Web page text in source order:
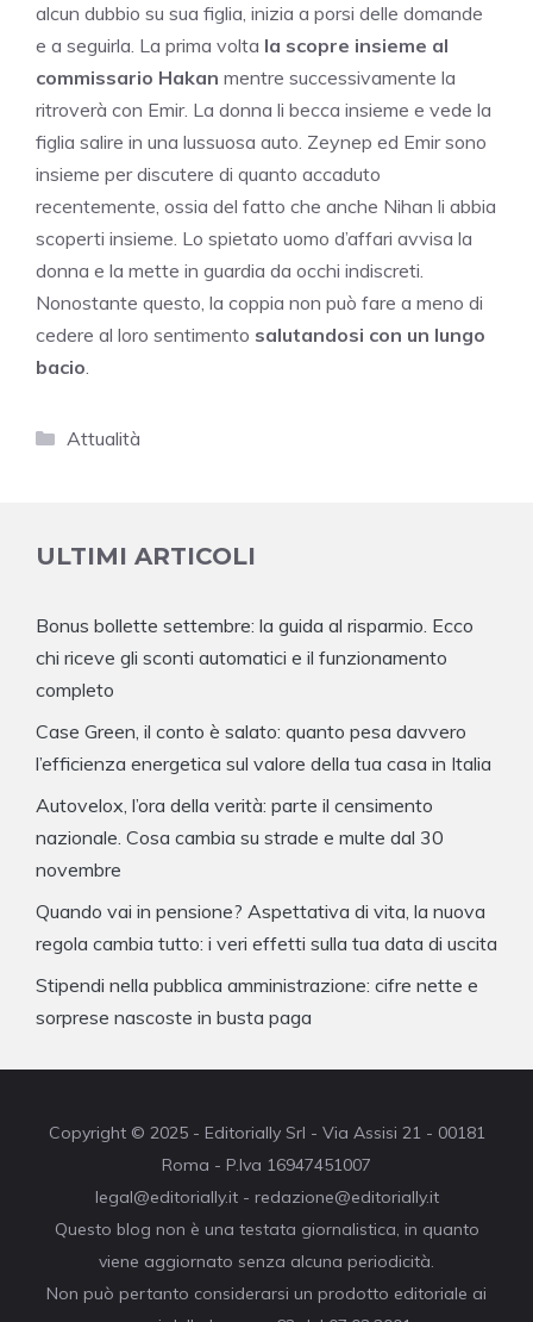
alcun dubbio su sua figlia, inizia a porsi delle domande
e a seguirla. La prima volta la scopre insieme al
commissario Hakan mentre successivamente la
ritroverà con Emir. La donna li becca insieme e vede la
figlia salire in una lussuosa auto. Zeynep ed Emir sono
insieme per discutere di quanto accaduto
recentemente, ossia del fatto che anche Nihan li abbia
scoperti insieme. Lo spietato uomo d’affari avvisa la
donna e la mette in guardia da occhi indiscreti.
Nonostante questo, la coppia non può fare a meno di
cedere al loro sentimento salutandosi con un lungo
bacio.
Categorie
Attualità
ULTIMI ARTICOLI
Bonus bollette settembre: la guida al risparmio. Ecco
chi riceve gli sconti automatici e il funzionamento
completo
Case Green, il conto è salato: quanto pesa davvero
l’efficienza energetica sul valore della tua casa in Italia
Autovelox, l’ora della verità: parte il censimento
nazionale. Cosa cambia su strade e multe dal 30
novembre
Quando vai in pensione? Aspettativa di vita, la nuova
regola cambia tutto: i veri effetti sulla tua data di uscita
Stipendi nella pubblica amministrazione: cifre nette e
sorprese nascoste in busta paga
Copyright © 2025 - Editorially Srl - Via Assisi 21 - 00181
Roma - P.Iva 16947451007
legal@editorially.it - redazione@editorially.it
Questo blog non è una testata giornalistica, in quanto
viene aggiornato senza alcuna periodicità.
Non può pertanto considerarsi un prodotto editoriale ai